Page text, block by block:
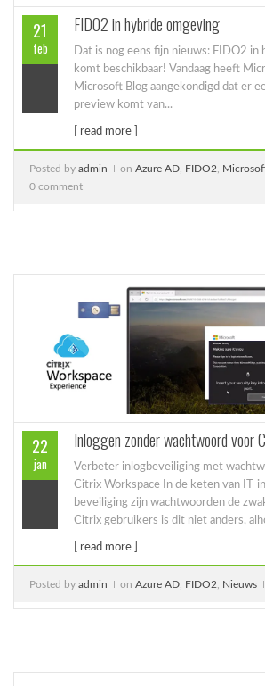
21
feb
FIDO2 in hybride omgeving
Dat is nog eens fijn nieuws: FIDO2 in
komt beschikbaar! Vandaag heeft
Microsoft Blog aangekondigd dat er
preview komt van...
[ read more ]
Posted by admin on Azure AD FIDO2
0 comment
22
jan
Inloggen zonder wachtwoord voor
Verbeter inlogbeveiliging met
Citrix Workspace In de keten van IT-
beveiliging zijn wachtwoorden de
Citrix gebruikers is dit niet anders,
[ read more ]
Posted by admin on Azure AD FIDO2 Nieuws